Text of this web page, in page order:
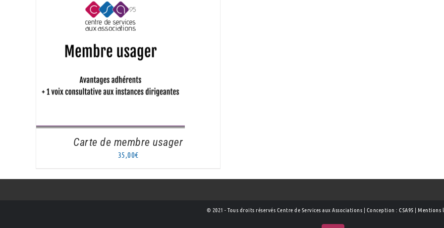
AJOUTER AU PANIER / DÉTAILS
Carte de membre usager
35,00€
© 2021 - Tous droits réservés Centre de Services aux Associations | Conception :CSA95 |Mentions